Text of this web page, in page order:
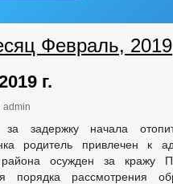
Февраль, 2019
г.
admin
за задержку начала
родитель привлечен к
осужден за кражу
порядка рассмотрения